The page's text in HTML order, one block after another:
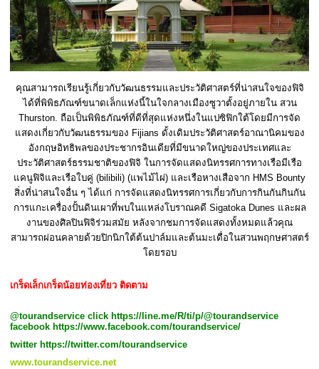
คุณสามารถเรียนรู้เกี่ยวกับวัฒนธรรมและประวัติศาสตร์ที่น่าสนใจของฟิจิ
ได้ที่พิพิธภัณฑ์ขนาดเล็กแห่งนี้ในใจกลางเมืองซูวาตั้งอยู่ภายใน สวน
Thurston. ถือเป็นพิพิธภัณฑ์ที่ดีที่สุดแห่งหนึ่งในแปซิฟิกใต้โดยมีการจัด
แสดงเกี่ยวกับวัฒนธรรมของ Fijians ดั้งเดิมประวัติศาสตร์อาณานิคมของ
อังกฤษอิทธิพลของประชากรอินเดียที่มีขนาดใหญ่ของประเทศและ
ประวัติศาสตร์ธรรมชาติของฟิจิ ในการจัดแสดงนิทรรศการทางเรือมีเรือ
แคนูฟิจิและเรือใบคู่ (bilibili) (แพไม้ไผ่) และเรือหางเสือจาก HMS Bounty
สิ่งที่น่าสนใจอื่น ๆ ได้แก่ การจัดแสดงนิทรรศการเกี่ยวกับการกินกันกินกัน
การแกะเครื่องปั้นดินเผาที่พบในแหล่งโบราณคดี Sigatoka Dunes และผล
งานของศิลปินฟิจิร่วมสมัย หลังจากชมการจัดแสดงทั้งหมดแล้วคุณ
สามารถผ่อนคลายด้วยปิกนิกใต้ต้นปาล์มและต้นมะเดื่อในสวนพฤกษศาสตร์
โดยรอบ
เกร็ดเล็กเกร็ดน้อยท่องเที่ยว ติดตาม
@tourandservice click https://line.me/R/ti/p/@tourandservice
facebook https://www.facebook.com/tourandservice/
twitter https://twitter.com/tourandservice
www.tourandservice.net